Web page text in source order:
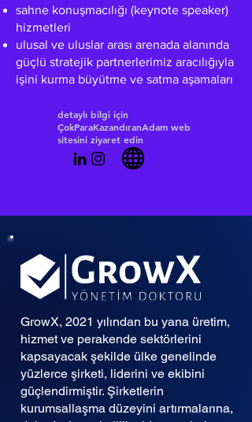
sahne konuşmacılığı (keynote speaker)
hizmetleri
ulusal ve uluslar arası arenada alanında
güçlü stratejik partnerlerimiz aracılığıyla
işini kurma büyütme ve satma aşamaları
detaylı bilgi için
ÇokParaKazandıranAdam web
sitesini ziyaret edin
GrowX, 2021 yılından bu yana üretim,
hizmet ve perakende sektörlerini
kapsayacak şekilde ülke genelinde
yüzlerce şirketi, liderini ve ekibini
güçlendirmiştir. Şirketlerin
kurumsallaşma düzeyini artırmalarına,